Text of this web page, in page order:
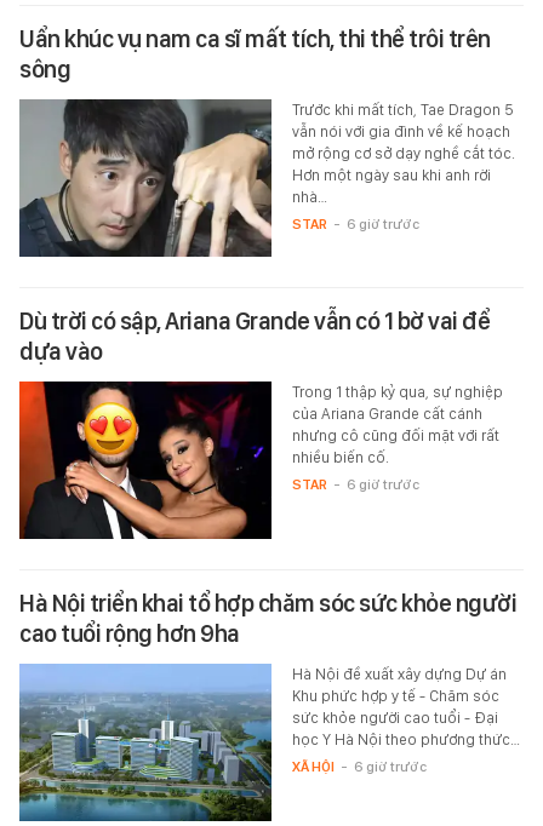
Uẩn khúc vụ nam ca sĩ mất tích, thi thể trôi trên
sông
Trước khi mất tích, Tae Dragon 5
vẫn nói với gia đình về kế hoạch
mở rộng cơ sở dạy nghề cắt tóc.
Hơn một ngày sau khi anh rời
nhà…
STAR - 6 giờ trước
Dù trời có sập, Ariana Grande vẫn có 1 bờ vai để
dựa vào
Trong 1 thập kỷ qua, sự nghiệp
của Ariana Grande cất cánh
nhưng cô cũng đối mặt với rất
nhiều biến cố.
STAR - 6 giờ trước
Hà Nội triển khai tổ hợp chăm sóc sức khỏe người
cao tuổi rộng hơn 9ha
Hà Nội đề xuất xây dựng Dự án
Khu phức hợp y tế - Chăm sóc
sức khỏe người cao tuổi - Đại
học Y Hà Nội theo phương thức…
XÃ HỘI - 6 giờ trước